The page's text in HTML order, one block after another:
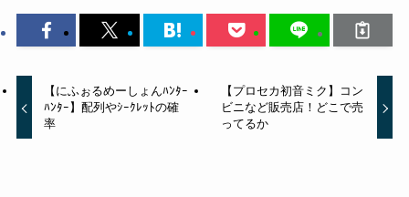
【にふぉるめーしょんﾊﾝﾀｰ
ﾊﾝﾀｰ】配列やｼｰｸﾚｯﾄの確
率
【プロセカ初音ミク】コン
ビニなど販売店！どこで売
ってるか